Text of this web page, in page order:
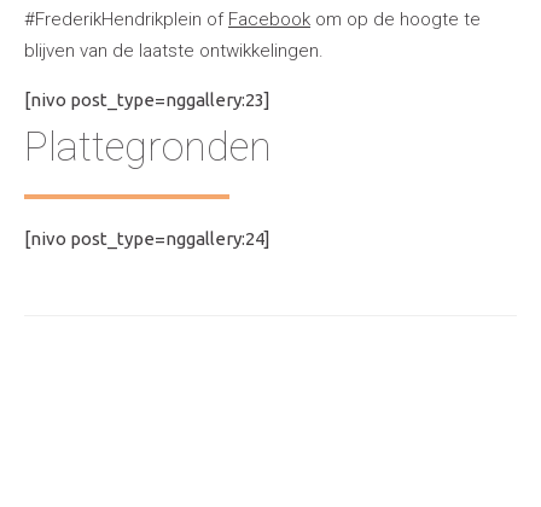
#FrederikHendrikplein of Facebook om op de hoogte te
blijven van de laatste ontwikkelingen.
[nivo post_type=nggallery:23]
Plattegronden
[nivo post_type=nggallery:24]